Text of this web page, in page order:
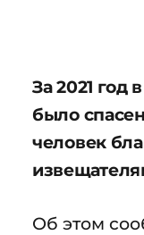
За 2021 год
было
человек
Об этом